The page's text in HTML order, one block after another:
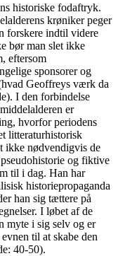
historiske fodaftryk.
krøniker peger
forskere indtil videre
bør man slet ikke
eftersom
sponsorer og
Geoffreys værk da
I den forbindelse
er
hvorfor periodens
litteraturhistorisk
ikke nødvendigvis de
og fiktive
til i dag. Han har
historiepropaganda
han sig tættere på
I løbet af de
myte i sig selv og er
til at skabe den
40-50).